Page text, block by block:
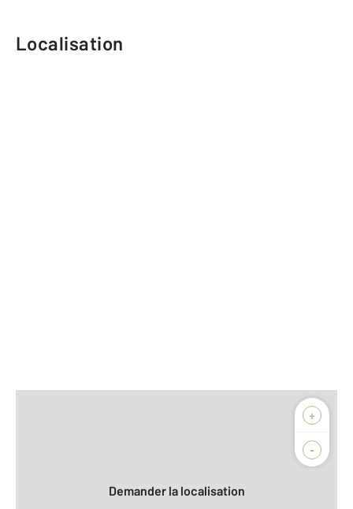
Localisation
+
-
Biens vendus
Demander la localisation